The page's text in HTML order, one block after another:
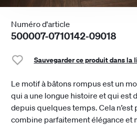
Numéro d'article
500007-0710142-09018
Sauvegarder ce produit dans la
Le motif à bâtons rompus est un
qui a une longue histoire et qui est
depuis quelques temps. Cela n’est
combine parfaitement élégance et